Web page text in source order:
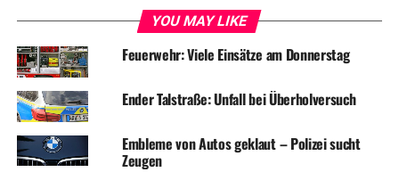
YOU MAY LIKE
Feuerwehr: Viele Einsätze am Donnerstag
Ender Talstraße: Unfall bei Überholversuch
Embleme von Autos geklaut – Polizei sucht
Zeugen